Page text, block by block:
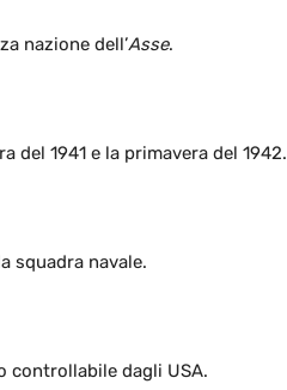
nazione dell’Asse.
del 1941 e la primavera del 1942.
squadra navale.
controllabile dagli USA.